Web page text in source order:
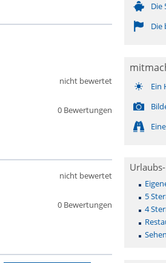
0 Bewertungen
nicht bewertet
0 Bewertungen
nicht bewertet
Die
Die
Ein
5
4